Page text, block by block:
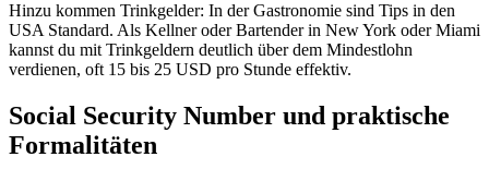
Hinzu kommen Trinkgelder: In der Gastronomie sind Tips in den
USA Standard. Als Kellner oder Bartender in New York oder Miami
kannst du mit Trinkgeldern deutlich über dem Mindestlohn
verdienen, oft 15 bis 25 USD pro Stunde effektiv.
Social Security Number und praktische
Formalitäten